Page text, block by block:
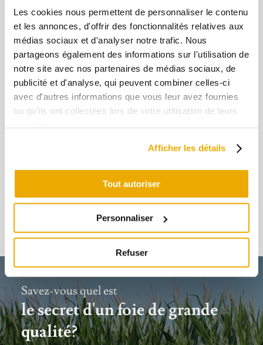
Les cookies nous permettent de personnaliser le contenu
et les annonces, d'offrir des fonctionnalités relatives aux
médias sociaux et d'analyser notre trafic. Nous
partageons également des informations sur l'utilisation de
notre site avec nos partenaires de médias sociaux, de
publicité et d'analyse, qui peuvent combiner celles-ci
avec d'autres informations que vous leur avez fournies
ou qu'ils ont collectées lors de votre utilisation de leurs
Afficher les détails
Tout autoriser
Personnaliser
Refuser
encourage le bien-être maximal de nos
animaux pendant tout leur cycle de vie et la
préservation sans compromis de
l’environnement. Contrairement à
l’opinion populaire, le gavage n’a rien d’une
séance de torture. Tous les canards
bénéficient d’un pré-gavage naturel
pendant 21 jours avant la période de gavage.
Nous exploitons fièrement l’aptitude
jabot, et nous le faisons dans la plus grande
douceur, selon les méthodes artisanales, et
dans le plus grand respect.
Savez-vous quel est
le secret d'un foie de grande
qualité?